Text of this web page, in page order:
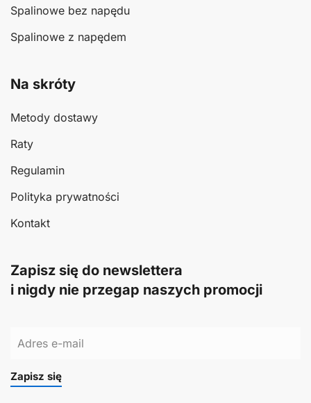
Spalinowe bez napędu
Spalinowe z napędem
Na skróty
Metody dostawy
Raty
Regulamin
Polityka prywatności
Kontakt
Zapisz się do newslettera
i nigdy nie przegap naszych promocji
Zapisz się